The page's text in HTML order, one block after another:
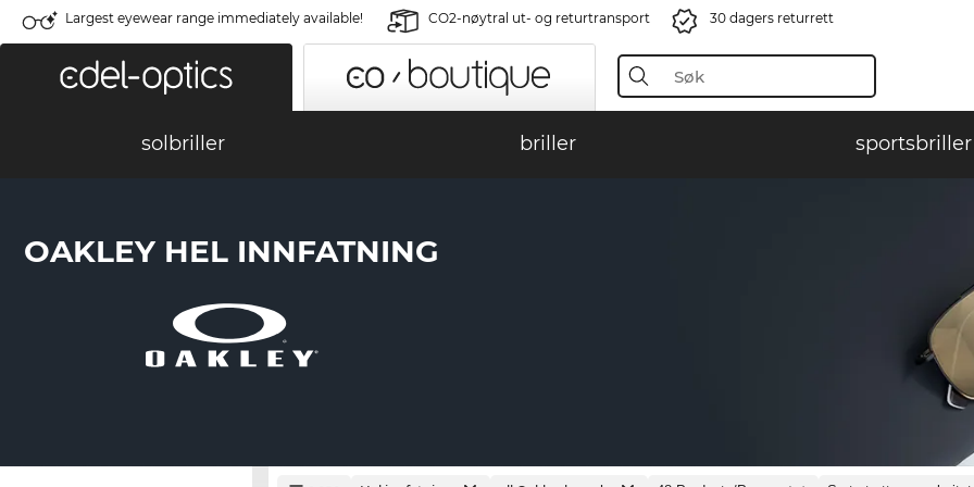
Largest eyewear range immediately available! CO2-nøytral ut- og returtransport 30 dagers returrett
solbriller briller sportsbriller
OAKLEY HEL INNFATNING